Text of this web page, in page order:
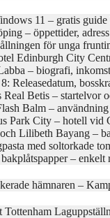
11 – gratis guide
– öppettider,
för unga
Edinburgh City
– biografi,
Releasedatum,
Real Betis – startelvor
Balm –
Park City – hotell vid
Lilibeth Bayang –
med soltorkade
– enkelt
hämnaren –
Tottenham